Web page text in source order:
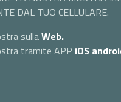
DAL TUO CELLULARE.
sullaWeb.
tramite APP iOS